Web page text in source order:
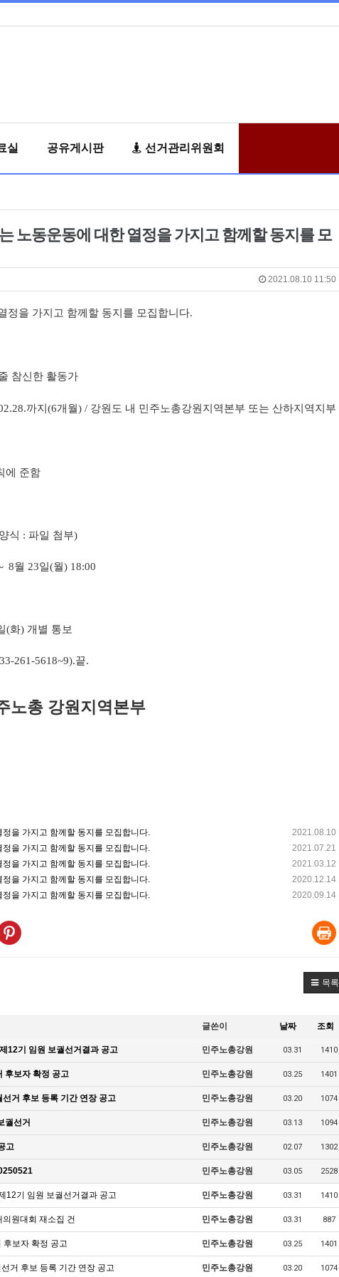
실 공유게시판 선거관리위원회
노동운동에 대한 열정을 가지고 함께할 동지를 모
2021.08.10 11:50
정을 가지고 함께할 동지를 모집합니다.
참신한 활동가
까지 (6개월) / 강원도 내 민주노총강원지역본부 또는 산하지역지부
에 준함
식 : 파일 첨부)
8월 23일(월) 18:00
(화) 개별 통보
261-5618~9).끝.
노총 강원지역본부
2021.08.10
을 가지고 함께할 동지를 모집합니다.
2021.07.21
을 가지고 함께할 동지를 모집합니다.
2021.03.12
을 가지고 함께할 동지를 모집합니다.
2020.12.14
을 가지고 함께할 동지를 모집합니다.
2020.09.14
을 가지고 함께할 동지를 모집합니다.
목록
글쓴이 날짜 조회
12기 임원 보궐선거결과 공고 민주노총강원 03.31 1410
후보자 확정 공고 민주노총강원 03.25 1401
거 후보 등록 기간 연장 공고 민주노총강원 03.20 1074
궐선거 민주노총강원 03.13 1094
고 민주노총강원 02.07 1302
민주노총강원 03.05 2528
12기 임원 보궐선거결과 공고 민주노총강원 03.31 1410
원대회 재소집 건 민주노총강원 03.31 887
후보자 확정 공고 민주노총강원 03.25 1401
거 후보 등록 기간 연장 공고 민주노총강원 03.20 1074